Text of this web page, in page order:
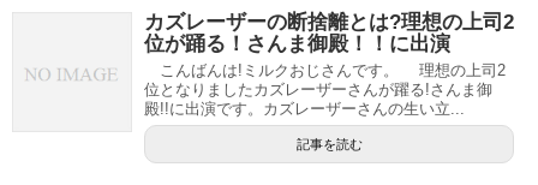
カズレーザーの断捨離とは?理想の上司2
位が踊る！さんま御殿！！に出演
こんばんは!ミルクおじさんです。 理想の上司2
位となりましたカズレーザーさんが躍る!さんま御
殿!!に出演です。カズレーザーさんの生い立...
記事を読む